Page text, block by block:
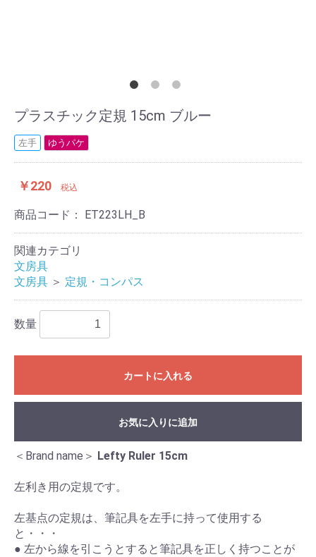
プラスチック定規 15cm ブルー
左手 ゆうパケ
￥220 税込
商品コード： ET223LH_B
関連カテゴリ
文房具
文房具 ＞ 定規・コンパス
数量
カートに入れる
お気に入りに追加
＜Brand name＞ Lefty Ruler 15cm
左利き用の定規です。
左基点の定規は、筆記具を左手に持って使用する
と・・・
● 左から線を引こうとすると筆記具を正しく持つことが